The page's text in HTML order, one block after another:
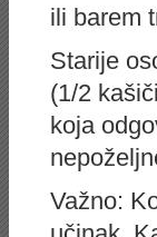
ili barem
Starije
(1/2
koja
Važno: